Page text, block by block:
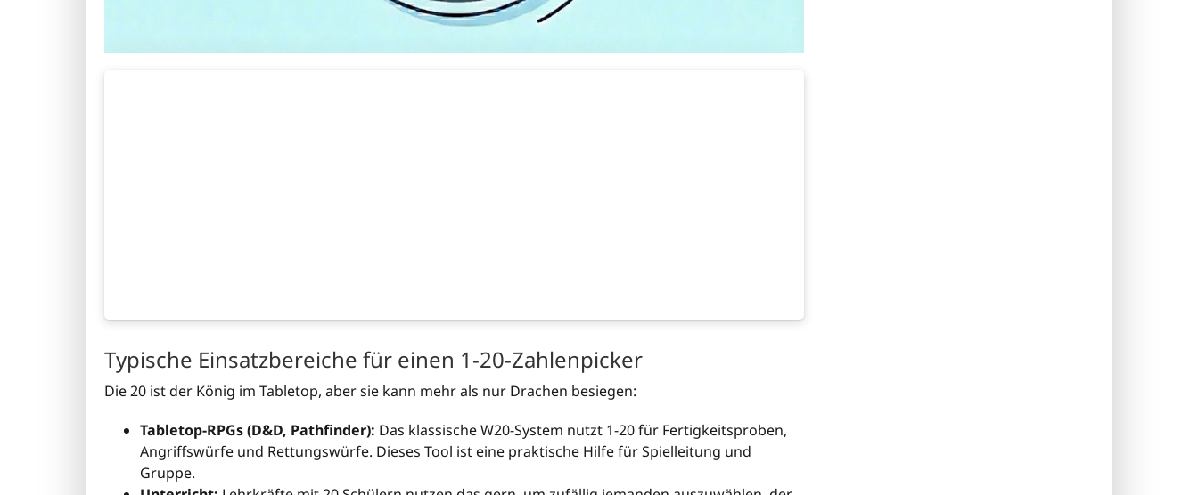
Typische Einsatzbereiche für einen 1-20-Zahlenpicker
Die 20 ist der König im Tabletop, aber sie kann mehr als nur Drachen besiegen:
Tabletop-RPGs (D&D, Pathfinder): Das klassische W20-System nutzt 1-20 für Fertigkeitsproben,
Angriffswürfe und Rettungswürfe. Dieses Tool ist eine praktische Hilfe für Spielleitung und
Gruppe.